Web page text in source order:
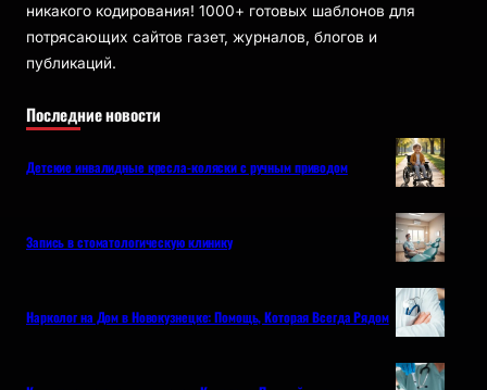
никакого кодирования! 1000+ готовых шаблонов для
потрясающих сайтов газет, журналов, блогов и
публикаций.
Последние новости
Детские инвалидные кресла-коляски с ручным приводом
Запись в стоматологическую клинику
Нарколог на Дом в Новокузнецке: Помощь, Которая Всегда Рядом